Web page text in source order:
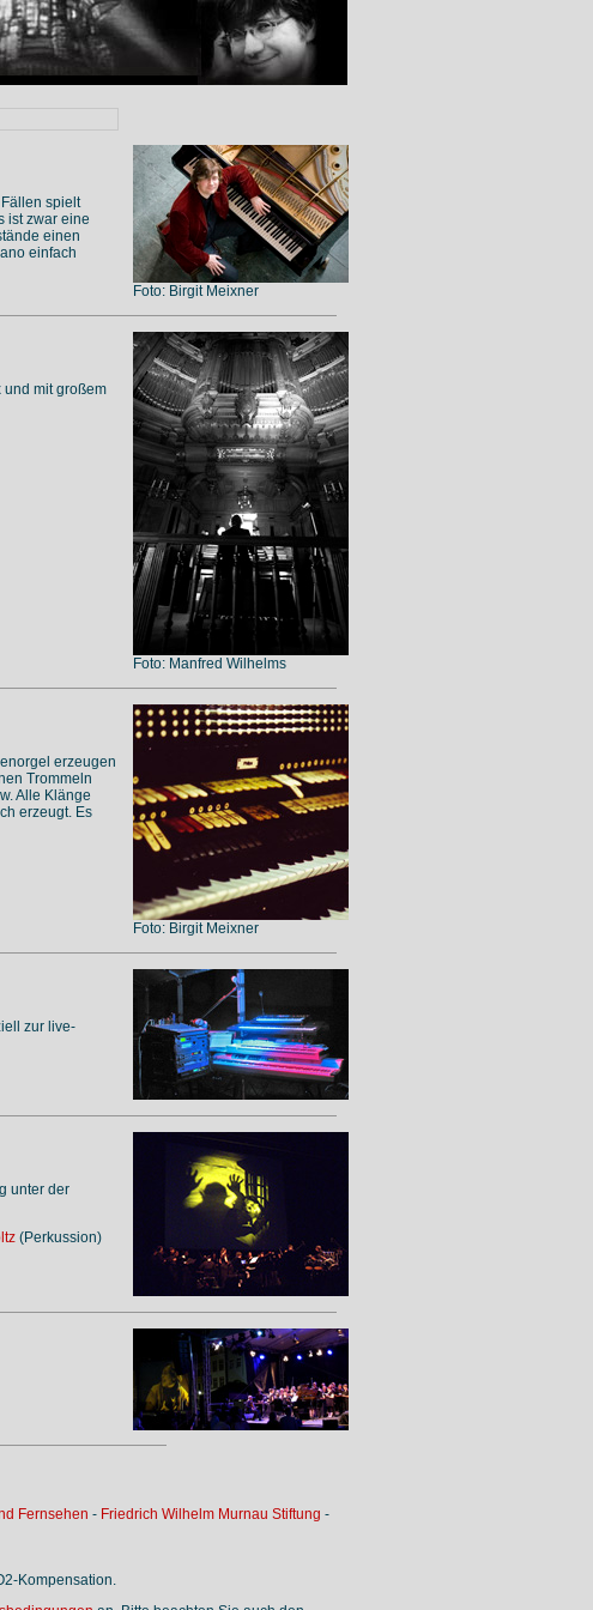
spielt
ist zwar eine
einen
einfach
Foto: Birgit Meixner
und mit großem
Foto: Manfred Wilhelms
erzeugen
Trommeln
Alle Klänge
erzeugt. Es
Foto: Birgit Meixner
zur live-
unter der
(Perkussion)
Fernsehen - Friedrich Wilhelm Murnau Stiftung -
Kompensation.